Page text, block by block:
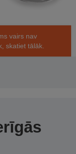
vairs nav
skatiet tālāk.